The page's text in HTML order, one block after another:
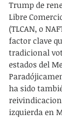
Trump de
Libre
(TLCAN, o
factor clave
tradicional
estados del
ha sido
izquierda en